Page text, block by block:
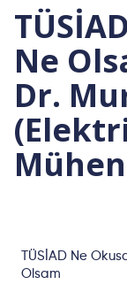
Ne
Dr.
TÜSİAD Ne
Olsam